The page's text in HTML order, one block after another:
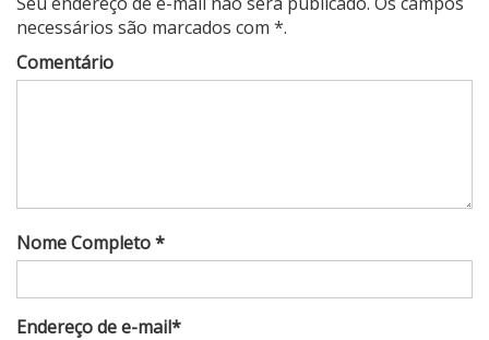
necessários são marcados com *.
Comentário
Nome Completo *
Endereço de e-mail*